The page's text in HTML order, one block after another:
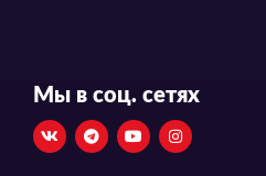
Мы в соц. сетях